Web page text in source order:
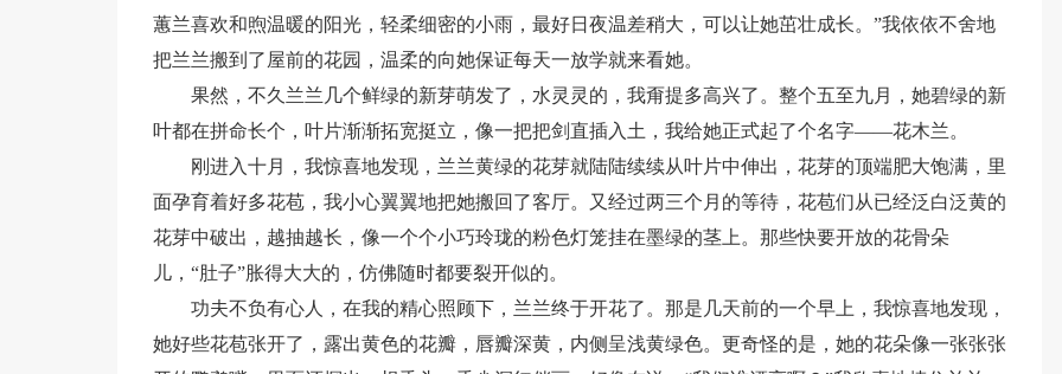
蕙兰喜欢和煦温暖的阳光，轻柔细密的小雨，最好日夜温差稍大，可以让她茁壮成长。”我依依不舍地
把兰兰搬到了屋前的花园，温柔的向她保证每天一放学就来看她。
果然，不久兰兰几个鲜绿的新芽萌发了，水灵灵的，我甭提多高兴了。整个五至九月，她碧绿的新
叶都在拼命长个，叶片渐渐拓宽挺立，像一把把剑直插入土，我给她正式起了个名字——花木兰。
刚进入十月，我惊喜地发现，兰兰黄绿的花芽就陆陆续续从叶片中伸出，花芽的顶端肥大饱满，里
面孕育着好多花苞，我小心翼翼地把她搬回了客厅。又经过两三个月的等待，花苞们从已经泛白泛黄的
花芽中破出，越抽越长，像一个个小巧玲珑的粉色灯笼挂在墨绿的茎上。那些快要开放的花骨朵
儿，“肚子”胀得大大的，仿佛随时都要裂开似的。
功夫不负有心人，在我的精心照顾下，兰兰终于开花了。那是几天前的一个早上，我惊喜地发现，
她好些花苞张开了，露出黄色的花瓣，唇瓣深黄，内侧呈浅黄绿色。更奇怪的是，她的花朵像一张张张